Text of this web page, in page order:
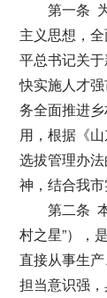
第一条
主义思想，
平总书记关
快实施人才
务全面推进
用，根据《
选拔管理办
神，结合我市
第二条
村之星”），
直接从事生
担当意识强